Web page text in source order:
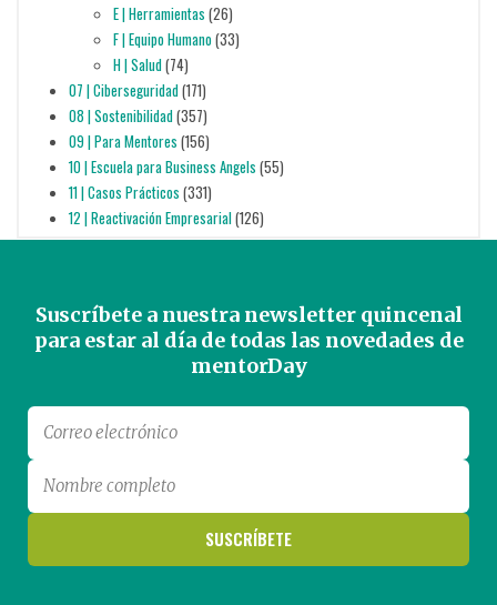
E | Herramientas (26)
F | Equipo Humano(33)
H | Salud(74)
07 | Ciberseguridad(171)
08 | Sostenibilidad(357)
09 | Para Mentores (156)
10 | Escuela para Business Angels (55)
11 | Casos Prácticos (331)
12 | Reactivación Empresarial(126)
Suscríbete a nuestra newsletter quincenal
para estar al día de todas las novedades de
mentorDay